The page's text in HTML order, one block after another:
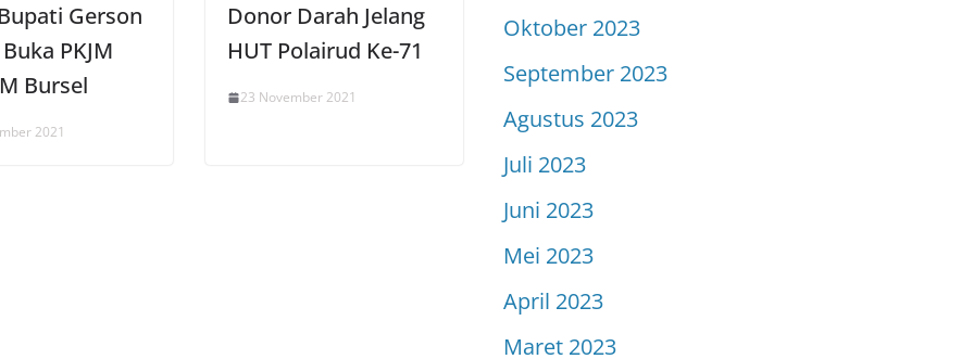
Gerson
PKJM
Bursel
2021
Donor Darah Jelang
HUT Polairud Ke-71
23 November 2021
Oktober 2023
September 2023
Agustus 2023
Juli 2023
Juni 2023
Mei 2023
April 2023
Maret 2023